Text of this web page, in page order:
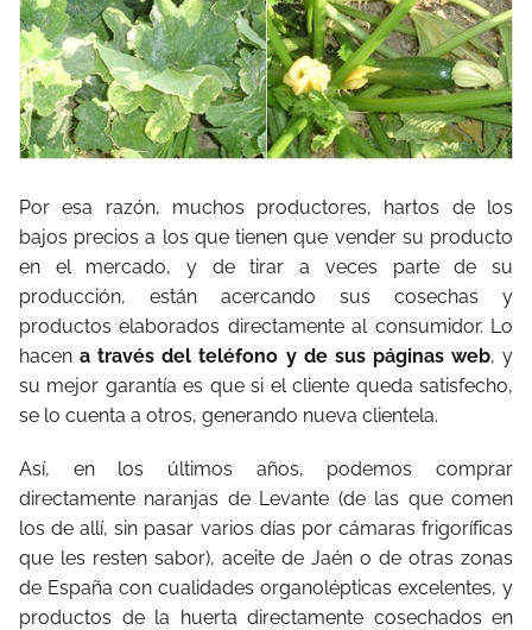
Por esa razón, muchos productores, hartos de los
bajos precios a los que tienen que vender su producto
en el mercado, y de tirar a veces parte de su
producción, están acercando sus cosechas y
productos elaborados directamente al consumidor. Lo
hacena través del teléfono y de sus páginas web, y
su mejor garantía es que si el cliente queda satisfecho,
se lo cuenta a otros, generando nueva clientela.
Así, en los últimos años, podemos comprar
directamente naranjas de Levante (de las que comen
los de allí, sin pasar varios días por cámaras frigoríficas
que les resten sabor), aceite de Jaén o de otras zonas
de España con cualidades organolépticas excelentes, y
productos de la huerta directamente cosechados en